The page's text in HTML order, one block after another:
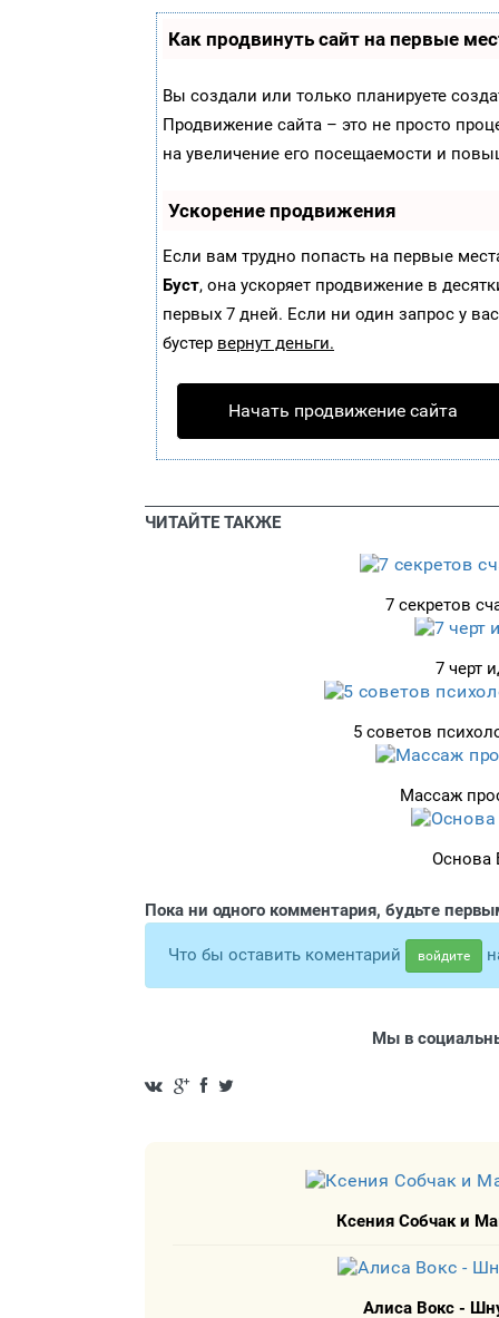
Как продвинуть сайт на первые
Вы создали или только планируете
Продвижение сайта – это не просто
на увеличение его посещаемости и
Ускорение продвижения
Если вам трудно попасть на первые
Буст, она ускоряет продвижение в
первых 7 дней. Если ни один запрос у
бустер вернут деньги.
Начать продвижение сайта
ЧИТАЙТЕ ТАКЖЕ
7 секретов
7 черт
5 советов
Массаж
Основа
Пока ни одного комментария, будьте
Что бы оставить коментарий войдите
Мы в
Ксения Собчак и
Алиса Вокс -